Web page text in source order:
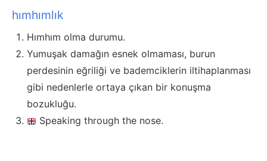
hımhımlık
Hımhım olma durumu.
Yumuşak damağın esnek olmaması, burun
perdesinin eğriliği ve bademciklerin iltihaplanması
gibi nedenlerle ortaya çıkan bir konuşma
bozukluğu.
Speaking through the nose.